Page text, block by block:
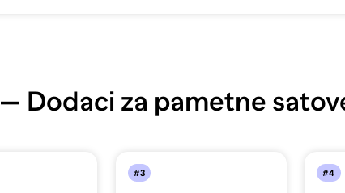
— Dodaci za pametne
#3 #4